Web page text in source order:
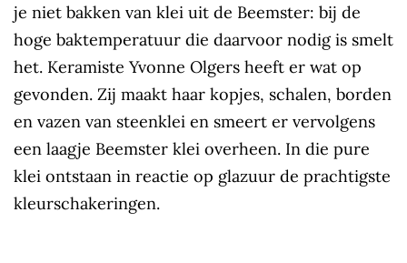
je niet bakken van klei uit de Beemster: bij de
hoge baktemperatuur die daarvoor nodig is smelt
het. Keramiste Yvonne Olgers heeft er wat op
gevonden. Zij maakt haar kopjes, schalen, borden
en vazen van steenklei en smeert er vervolgens
een laagje Beemster klei overheen. In die pure
klei ontstaan in reactie op glazuur de prachtigste
kleurschakeringen.